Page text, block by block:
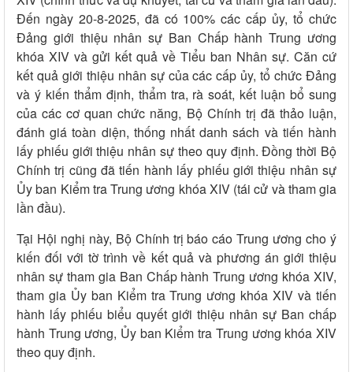
Đến ngày 20-8-2025, đã có 100% các cấp ủy, tổ chức
Đảng giới thiệu nhân sự Ban Chấp hành Trung ương
khóa XIV và gửi kết quả về Tiểu ban Nhân sự. Căn cứ
kết quả giới thiệu nhân sự của các cấp ủy, tổ chức Đảng
và ý kiến thẩm định, thẩm tra, rà soát, kết luận bổ sung
của các cơ quan chức năng, Bộ Chính trị đã thảo luận,
đánh giá toàn diện, thống nhất danh sách và tiến hành
lấy phiếu giới thiệu nhân sự theo quy định. Đồng thời Bộ
Chính trị cũng đã tiến hành lấy phiếu giới thiệu nhân sự
Ủy ban Kiểm tra Trung ương khóa XIV (tái cử và tham gia
lần đầu).
Tại Hội nghị này, Bộ Chính trị báo cáo Trung ương cho ý
kiến đối với tờ trình về kết quả và phương án giới thiệu
nhân sự tham gia Ban Chấp hành Trung ương khóa XIV,
tham gia Ủy ban Kiểm tra Trung ương khóa XIV và tiến
hành lấy phiếu biểu quyết giới thiệu nhân sự Ban chấp
hành Trung ương, Ủy ban Kiểm tra Trung ương khóa XIV
theo quy định.